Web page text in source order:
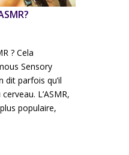
? Cela
Sensory
dit parfois qu’il
L’ASMR,
populaire,